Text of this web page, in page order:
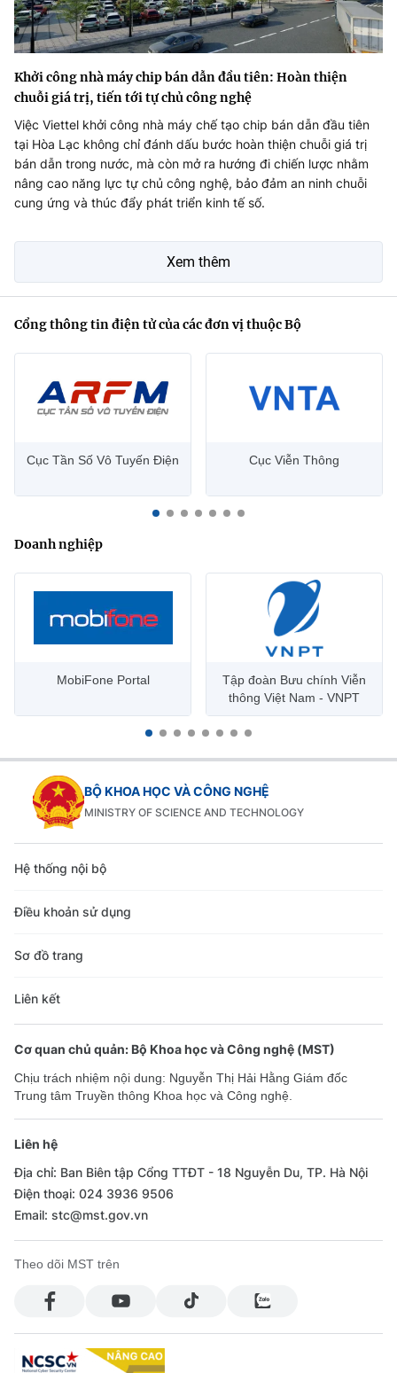
Khởi công nhà máy chip bán dẫn đầu tiên: Hoàn thiện
chuỗi giá trị, tiến tới tự chủ công nghệ
Việc Viettel khởi công nhà máy chế tạo chip bán dẫn đầu tiên
tại Hòa Lạc không chỉ đánh dấu bước hoàn thiện chuỗi giá trị
bán dẫn trong nước, mà còn mở ra hướng đi chiến lược nhằm
nâng cao năng lực tự chủ công nghệ, bảo đảm an ninh chuỗi
cung ứng và thúc đẩy phát triển kinh tế số.
Xem thêm
Cổng thông tin điện tử của các đơn vị thuộc Bộ
Cục Tần Số Vô Tuyến Điện Cục Viễn Thông
Doanh nghiệp
MobiFone Portal
Tập đoàn Bưu chính Viễn
thông Việt Nam - VNPT
BỘ KHOA HỌC VÀ CÔNG NGHỆ
MINISTRY OF SCIENCE AND TECHNOLOGY
Hệ thống nội bộ
Điều khoản sử dụng
Sơ đồ trang
Liên kết
Cơ quan chủ quản: Bộ Khoa học và Công nghệ (MST)
Chịu trách nhiệm nội dung: Nguyễn Thị Hải Hằng Giám đốc
Trung tâm Truyền thông Khoa học và Công nghệ.
Liên hệ
Địa chỉ: Ban Biên tập Cổng TTĐT - 18 Nguyễn Du, TP. Hà Nội
Điện thoại: 024 3936 9506
Email: stc@mst.gov.vn
Theo dõi MST trên